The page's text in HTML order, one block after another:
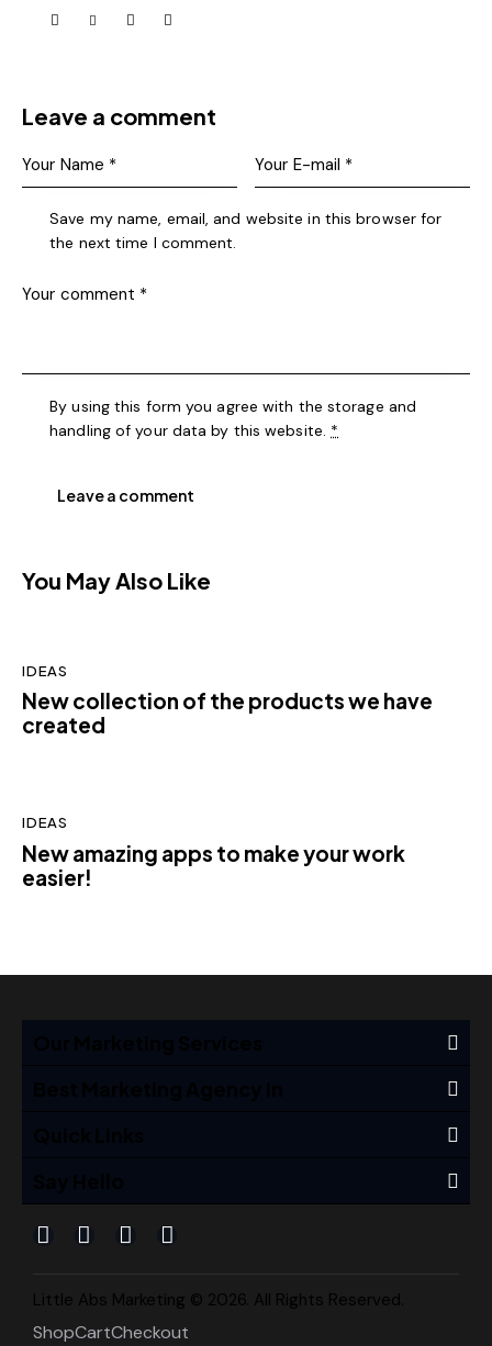
Leave a comment
Save my name, email, and website in this browser for
the next time I comment.
By using this form you agree with the storage and
handling of your data by this website. *
You May Also Like
IDEAS
New collection of the products we have
created
IDEAS
New amazing apps to make your work
easier!
Little Abs Marketing © 2026. All Rights Reserved.
ShopCartCheckout